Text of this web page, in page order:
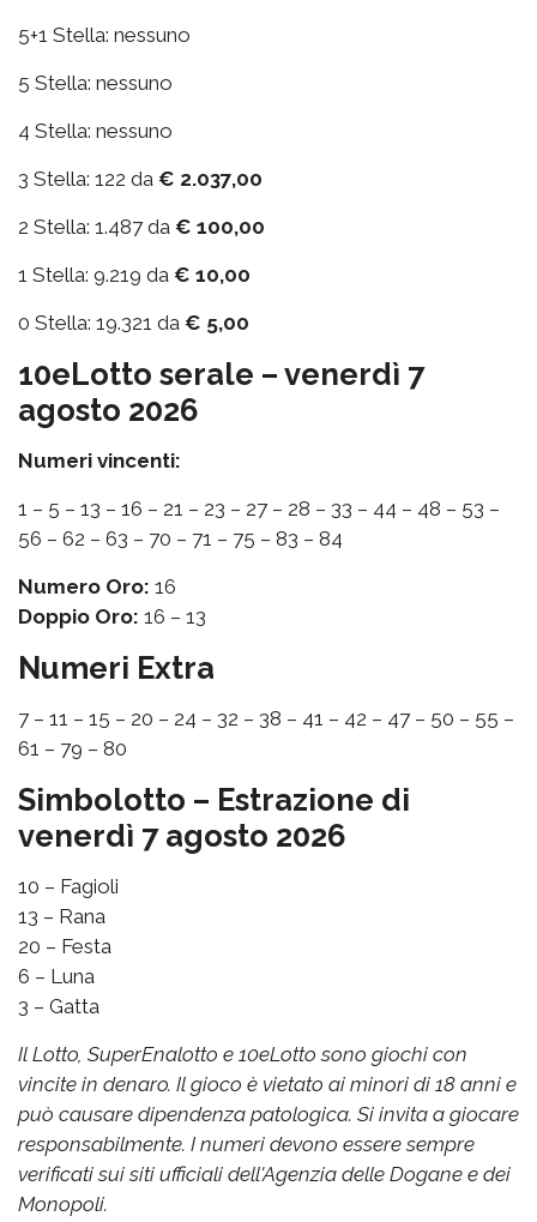
5+1 Stella: nessuno
5 Stella: nessuno
4 Stella: nessuno
3 Stella: 122 da € 2.037,00
2 Stella: 1.487 da € 100,00
1 Stella: 9.219 da € 10,00
0 Stella: 19.321 da € 5,00
10eLotto serale – venerdì 7
agosto 2026
Numeri vincenti:
1 – 5 – 13 – 16 – 21 – 23 – 27 – 28 – 33 – 44 – 48 – 53 –
56 – 62 – 63 – 70 – 71 – 75 – 83 – 84
Numero Oro: 16
Doppio Oro: 16 – 13
Numeri Extra
7 – 11 – 15 – 20 – 24 – 32 – 38 – 41 – 42 – 47 – 50 – 55 –
61 – 79 – 80
Simbolotto – Estrazione di
venerdì 7 agosto 2026
10 – Fagioli
13 – Rana
20 – Festa
6 – Luna
3 – Gatta
Il Lotto, SuperEnalotto e 10eLotto sono giochi con
vincite in denaro. Il gioco è vietato ai minori di 18 anni e
può causare dipendenza patologica. Si invita a giocare
responsabilmente. I numeri devono essere sempre
verificati sui siti ufficiali dell'Agenzia delle Dogane e dei
Monopoli.